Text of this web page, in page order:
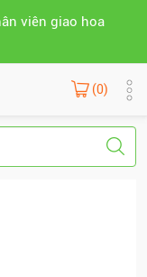
viên giao hoa
(0)